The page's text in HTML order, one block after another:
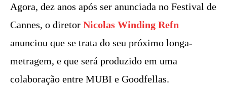
Agora, dez anos após ser anunciada no Festival de
Cannes, o diretor Nicolas Winding Refn
anunciou que se trata do seu próximo longa-
metragem, e que será produzido em uma
colaboração entre MUBI e Goodfellas.